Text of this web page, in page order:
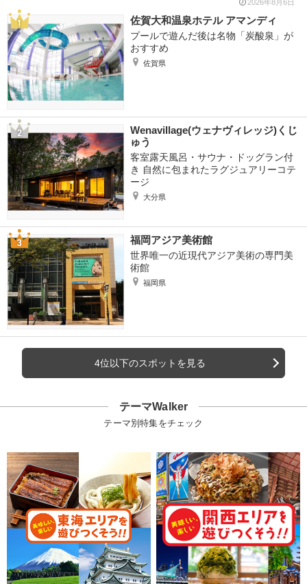
2026年8月6日
佐賀大和温泉ホテル アマンディ
プールで遊んだ後は名物「炭酸泉」が
おすすめ
佐賀県
Wenavillage(ウェナヴィレッジ)くじ
ゅう
客室露天風呂・サウナ・ドッグラン付
き 自然に包まれたラグジュアリーコテ
ージ
大分県
福岡アジア美術館
世界唯一の近現代アジア美術の専門美
術館
福岡県
4位以下のスポットを見る
テーマWalker
テーマ別特集をチェック